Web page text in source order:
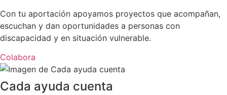
Con tu aportación apoyamos proyectos que acompañan,
escuchan y dan oportunidades a personas con
discapacidad y en situación vulnerable.
Colabora
Cada ayuda cuenta